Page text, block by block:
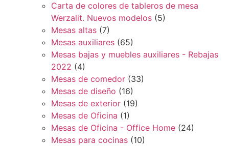
Carta de colores de tableros de mesa
Werzalit. Nuevos modelos (5)
Mesas altas (7)
Mesas auxiliares (65)
Mesas bajas y muebles auxiliares - Rebajas
2022 (4)
Mesas de comedor (33)
Mesas de diseño (16)
Mesas de exterior (19)
Mesas de Oficina (1)
Mesas de Oficina - Office Home (24)
Mesas para cocinas (10)